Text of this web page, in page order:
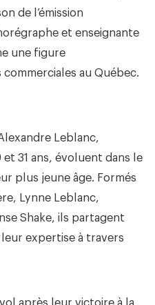
de l’émission
et enseignante
une figure
au Québec.
Leblanc,
31 ans, évoluent dans le
plus jeune âge. Formés
Lynne Leblanc,
Shake, ils partagent
expertise à travers